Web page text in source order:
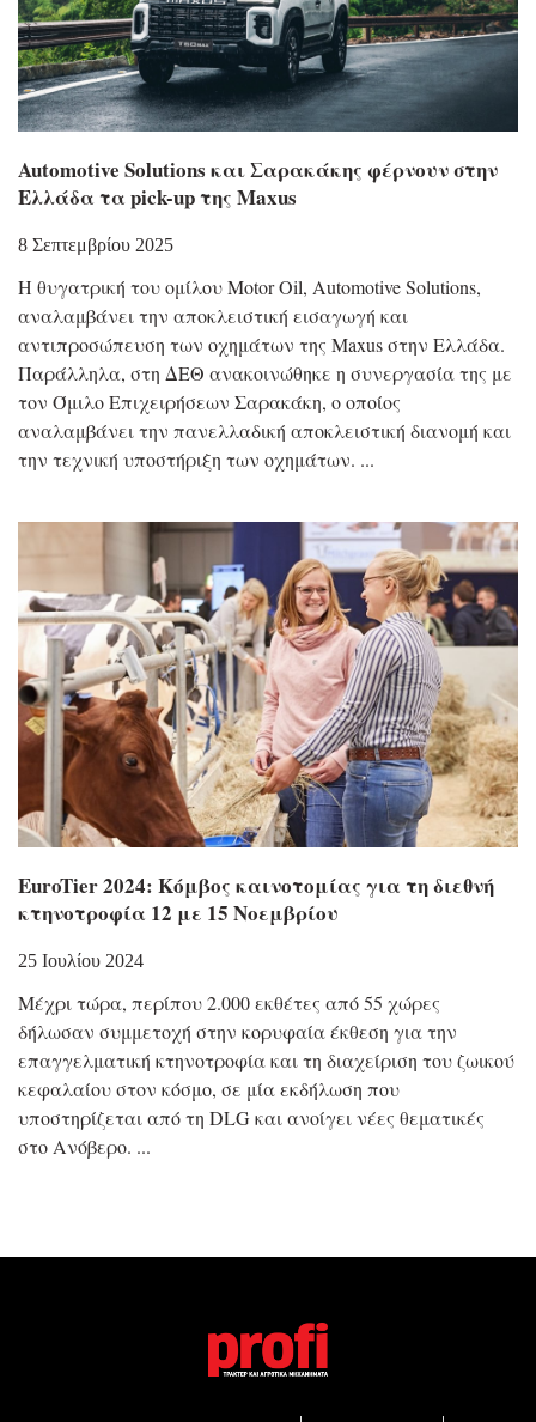
Automotive Solutions και Σαρακάκης φέρνουν στην
Ελλάδα τα pick-up της Maxus
8 Σεπτεμβρίου 2025
Η θυγατρική του ομίλου Motor Oil, Automotive Solutions,
αναλαμβάνει την αποκλειστική εισαγωγή και
αντιπροσώπευση των οχημάτων της Maxus στην Ελλάδα.
Παράλληλα, στη ΔΕΘ ανακοινώθηκε η συνεργασία της με
τον Όμιλο Επιχειρήσεων Σαρακάκη, ο οποίος
αναλαμβάνει την πανελλαδική αποκλειστική διανομή και
την τεχνική υποστήριξη των οχημάτων.
EuroTier 2024: Kόμβος καινοτομίας για τη διεθνή
κτηνοτροφία 12 με 15 Νοεμβρίου
25 Ιουλίου 2024
Μέχρι τώρα, περίπου 2.000 εκθέτες από 55 χώρες
δήλωσαν συμμετοχή στην κορυφαία έκθεση για την
επαγγελματική κτηνοτροφία και τη διαχείριση του ζωικού
κεφαλαίου στον κόσμο, σε μία εκδήλωση που
υποστηρίζεται από τη DLG και ανοίγει νέες θεματικές
στο Ανόβερο.